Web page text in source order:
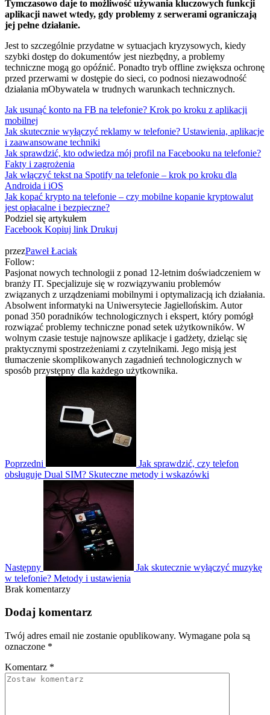
Tymczasowo daje to możliwość używania kluczowych funkcji
aplikacji nawet wtedy, gdy problemy z serwerami ograniczają
jej pełne działanie.
Jest to szczególnie przydatne w sytuacjach kryzysowych, kiedy
szybki dostęp do dokumentów jest niezbędny, a problemy
techniczne mogą go opóźnić. Ponadto tryb offline zwiększa ochronę
przed przerwami w dostępie do sieci, co podnosi niezawodność
działania mObywatela w trudnych warunkach technicznych.
Jak usunąć konto na FB na telefonie? Krok po kroku z aplikacji
mobilnej
Jak skutecznie wyłączyć reklamy w telefonie? Ustawienia, aplikacje
i zaawansowane techniki
Jak sprawdzić, kto odwiedza mój profil na Facebooku na telefonie?
Fakty i zagrożenia
Jak włączyć tekst na Spotify na telefonie – krok po kroku dla
Androida i iOS
Jak kopać krypto na telefonie – czy mobilne kopanie kryptowalut
jest opłacalne i bezpieczne?
Podziel się artykułem
Facebook Kopiuj link Drukuj
przezPaweł Łaciak
Follow:
Pasjonat nowych technologii z ponad 12-letnim doświadczeniem w
branży IT. Specjalizuje się w rozwiązywaniu problemów
związanych z urządzeniami mobilnymi i optymalizacją ich działania.
Absolwent informatyki na Uniwersytecie Jagiellońskim. Autor
ponad 350 poradników technologicznych i ekspert, który pomógł
rozwiązać problemy techniczne ponad setek użytkowników. W
wolnym czasie testuje najnowsze aplikacje i gadżety, dzieląc się
praktycznymi spostrzeżeniami z czytelnikami. Jego misją jest
tłumaczenie skomplikowanych zagadnień technologicznych w
sposób przystępny dla każdego użytkownika.
Poprzedni
Jak sprawdzić, czy telefon
obsługuje Dual SIM? Skuteczne metody i wskazówki
Następny
Jak skutecznie wyłączyć muzykę
w telefonie? Metody i ustawienia
Brak komentarzy
Dodaj komentarz
Twój adres email nie zostanie opublikowany. Wymagane pola są
oznaczone *
Komentarz *